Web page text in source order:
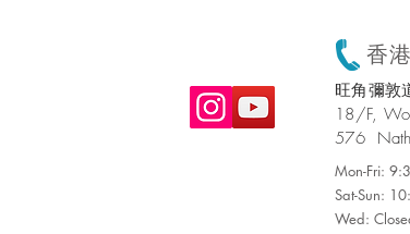
香
旺角彌敦
​18/F,
576
Mon-Fri:
Sat-Sun:
Wed: